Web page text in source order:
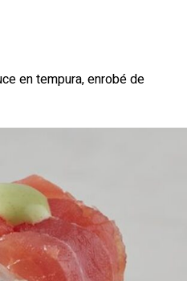
en tempura, enrobé de